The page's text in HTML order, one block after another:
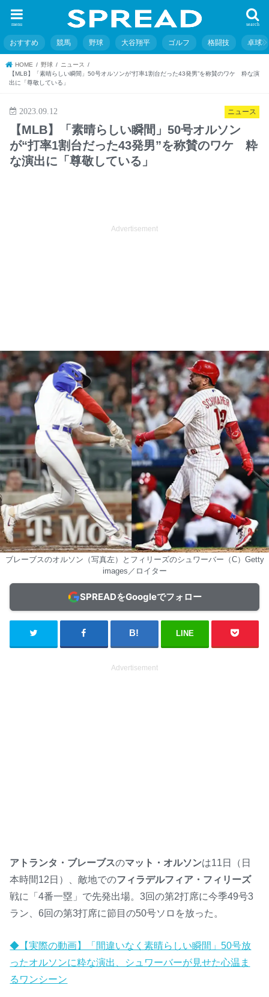
search
menu
おすすめ 競馬 野球 大谷翔平 ゴルフ 格闘技 卓球
HOME 野球
ニュース
【MLB】「素晴らしい瞬間」50号オルソンが“打率1割台だった43発男”を称賛のワケ 粋な演
出に「尊敬している」
ニュース
2023.09.12
【MLB】「素晴らしい瞬間」50号オルソン
が“打率1割台だった43発男”を称賛のワケ 粋
な演出に「尊敬している」
Advertisement
ブレーブスのオルソン（写真左）とフィリーズのシュワーバー（C）Getty
images／ロイター
SPREADをGoogleでフォロー
LINE
Advertisement
アトランタ・ブレーブスのマット・オルソンは11日（日
本時間12日）、敵地でのフィラデルフィア・フィリーズ
戦に「4番一塁」で先発出場。3回の第2打席に今季49号3
ラン、6回の第3打席に節目の50号ソロを放った。
◆【実際の動画】「間違いなく素晴らしい瞬間」50号放
ったオルソンに粋な演出、シュワーバーが見せた心温ま
るワンシーン